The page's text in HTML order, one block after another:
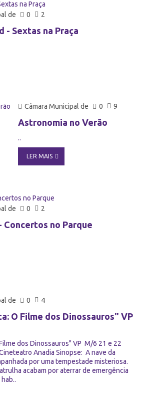
de 0 2
- Sextas na Praça
Câmara Municipal de 0 9
Astronomia no Verão
..
LER MAIS
de 0 2
Concertos no Parque
de 0 4
O Filme dos Dinossauros" VP
dos Dinossauros" VP M/6 21 e 22
Anadia Sinopse: A nave da
por uma tempestade misteriosa.
acabam por aterrar de emergência